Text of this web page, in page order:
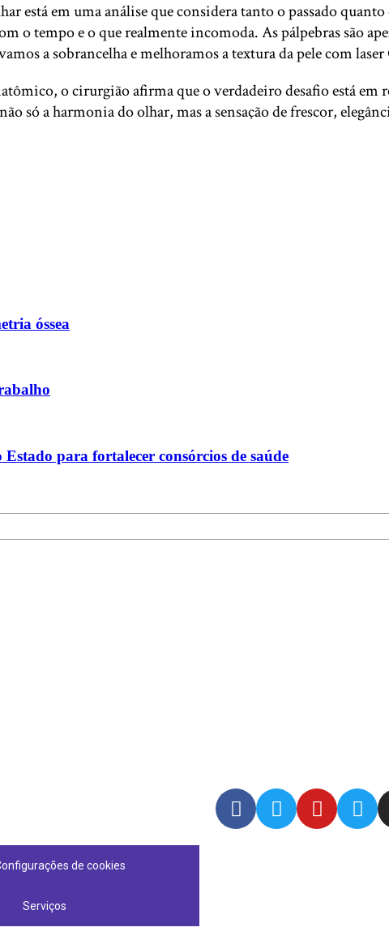
está em uma análise que considera tanto o passado
o tempo e o que realmente incomoda. As pálpebras são
a sobrancelha e melhoramos a textura da pele com laser
o cirurgião afirma que o verdadeiro desafio está em
só a harmonia do olhar, mas a sensação de frescor,
óssea
para fortalecer consórcios de saúde
de cookies
Serviços